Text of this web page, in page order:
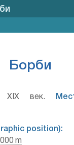
Борби
XIX век.
position):
m